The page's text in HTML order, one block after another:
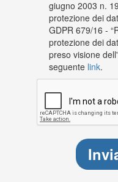
giugno 2003 n.
protezione dei
GDPR 679/16 -
protezione dei
preso visione
seguente link.